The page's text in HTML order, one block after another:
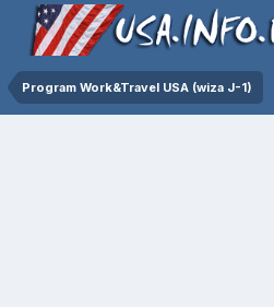
Program Work&Travel USA (wiza J-1)